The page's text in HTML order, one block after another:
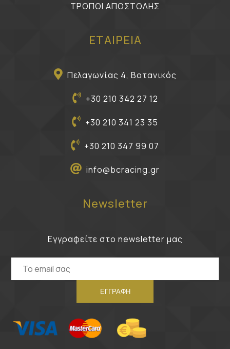
ΤΡΟΠΟΙ ΑΠΟΣΤΟΛΗΣ
ΕΤΑΙΡΕΙΑ
Πελαγωνίας 4, Βοτανικός
+30 210 342 27 12
+30 210 341 23 35
+30 210 347 99 07
info@bcracing.gr
Newsletter
Εγγραφείτε στο newsletter μας